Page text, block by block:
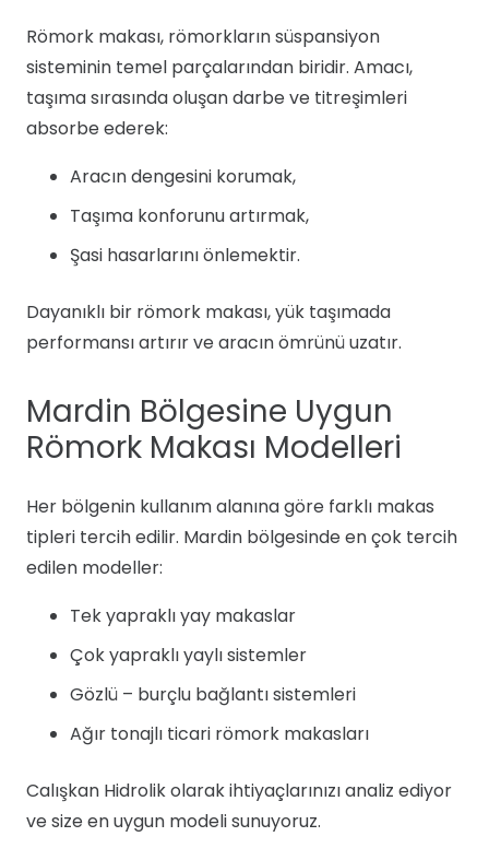
Römork makası, römorkların süspansiyon
sisteminin temel parçalarından biridir. Amacı,
taşıma sırasında oluşan darbe ve titreşimleri
absorbe ederek:
Aracın dengesini korumak,
Taşıma konforunu artırmak,
Şasi hasarlarını önlemektir.
Dayanıklı bir römork makası, yük taşımada
performansı artırır ve aracın ömrünü uzatır.
Mardin Bölgesine Uygun
Römork Makası Modelleri
Her bölgenin kullanım alanına göre farklı makas
tipleri tercih edilir. Mardin bölgesinde en çok tercih
edilen modeller:
Tek yapraklı yay makaslar
Çok yapraklı yaylı sistemler
Gözlü – burçlu bağlantı sistemleri
Ağır tonajlı ticari römork makasları
Calışkan Hidrolik olarak ihtiyaçlarınızı analiz ediyor
ve size en uygun modeli sunuyoruz.